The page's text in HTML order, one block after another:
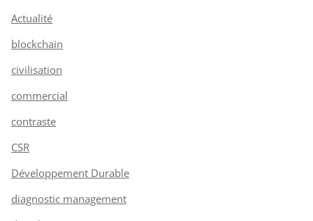
Actualité
blockchain
civilisation
commercial
contraste
CSR
Développement Durable
diagnostic management